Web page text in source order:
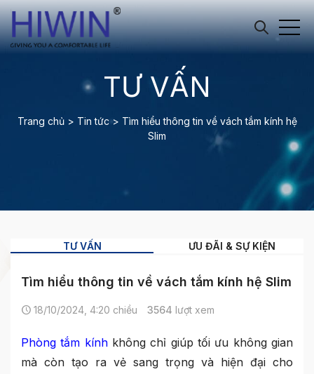
TƯ VẤN
Trang chủ> Tin tức> Tìm hiểu thông tin về vách tắm kính hệ
Slim
TƯ VẤN ƯU ĐÃI & SỰ KIỆN
Tìm hiểu thông tin về vách tắm kính hệ Slim
18/10/2024, 4:20 chiều 3564 lượt xem
Phòng tắm kínhkhông chỉ giúp tối ưu không gian
mà còn tạo ra vẻ sang trọng và hiện đại cho